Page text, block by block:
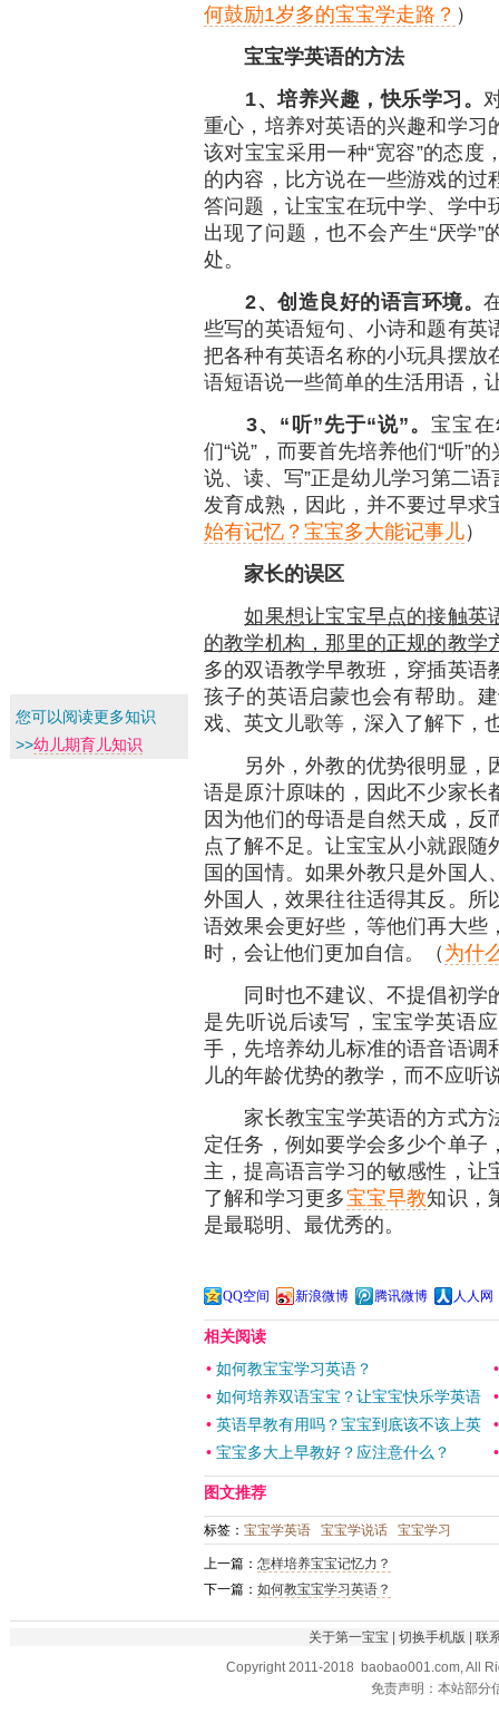
何鼓励1岁多的宝宝学走路？ ）
宝宝学英语的方法
1、培养兴趣，快乐学习。
重心，培养对英语的兴趣和学习
该对宝宝采用一种“宽容”的态
的内容，比方说在一些游戏的过
答问题，让宝宝在玩中学、学中
出现了问题，也不会产生“厌学
处。
2、创造良好的语言环境。
些写的英语短句、小诗和题有英
把各种有英语名称的小玩具摆放
语短语说一些简单的生活用语，
3、“听”先于“说”。 宝宝
们“说”，而要首先培养他们“听”
说、读、写”正是幼儿学习第二
发育成熟，因此，并不要过早求
始有记忆？宝宝多大能记事儿）
家长的误区
如果想让宝宝早点的接触英
的教学机构，那里的正规的教学
多的双语教学早教班，穿插英语
孩子的英语启蒙也会有帮助。
戏、英文儿歌等，深入了解下，
另外，外教的优势很明显，
语是原汁原味的，因此不少家长
因为他们的母语是自然天成，反
点了解不足。让宝宝从小就跟
国的国情。如果外教只是外国人
外国人，效果往往适得其反。所
语效果会更好些，等他们再大些
时，会让他们更加自信。（为什
同时也不建议、不提倡初学
是先听说后读写，宝宝学英语
手，先培养幼儿标准的语音语调
儿的年龄优势的教学，而不应听
家长教宝宝学英语的方式方
定任务，例如要学会多少个单子
主，提高语言学习的敏感性，让
了解和学习更多宝宝早教知识，
是最聪明、最优秀的。
QQ空间 新浪微博 腾讯微博 人人网
相关阅读
• 如何教宝宝学习英语？
• 如何培养双语宝宝？让宝宝快乐学英语
• 英语早教有用吗？宝宝到底该不该上英
• 宝宝多大上早教好？应注意什么？
图文推荐
标签： 宝宝学英语 宝宝学说话 宝宝学习
上一篇： 怎样培养宝宝记忆力？
下一篇： 如何教宝宝学习英语？
您可以阅读更多知识
>>幼儿期育儿知识
关于第一宝宝 | 切换手机版 | 联
Copyright 2011-2018 baobao001.com, All
免责声明：本站部分